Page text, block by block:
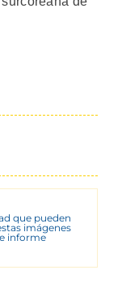
que pueden
imágenes
informe